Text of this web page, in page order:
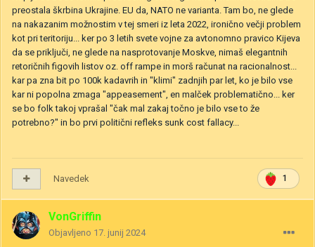
preostala škrbina Ukrajine. EU da, NATO ne varianta. Tam bo, ne glede
na nakazanim možnostim v tej smeri iz leta 2022, ironično večji problem
kot pri teritoriju... ker po 3 letih svete vojne za avtonomno pravico Kijeva
da se priključi, ne glede na nasprotovanje Moskve, nimaš elegantnih
retoričnih figovih listov oz. off rampe in morš računat na racionalnost...
kar pa zna bit po 100k kadavrih in "klimi" zadnjih par let, ko je bilo vse
kar ni popolna zmaga "appeasement", en malček problematično... ker
se bo folk takoj vprašal "čak mal zakaj točno je bilo vse to že
potrebno?" in bo prvi politični refleks sunk cost fallacy...
1
Navedek
VonGriffin
Objavljeno 17. junij 2024